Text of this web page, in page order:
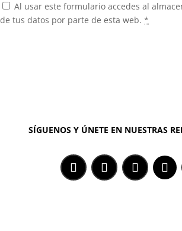
Al usar este formulario accedes al
de tus datos por parte de esta web. *
SÍGUENOS Y ÚNETE EN NUESTRAS